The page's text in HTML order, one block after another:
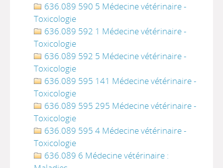
636.089 590 5 Médecine vétérinaire -
Toxicologie
636.089 592 1 Médecine vétérinaire -
Toxicologie
636.089 592 5 Médecine vétérinaire -
Toxicologie
636.089 595 141 Médecine vétérinaire -
Toxicologie
636.089 595 295 Médecine vétérinaire -
Toxicologie
636.089 595 4 Médecine vétérinaire -
Toxicologie
636.089 6 Médecine vétérinaire :